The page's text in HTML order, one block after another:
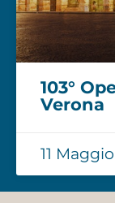
103°
Verona
11